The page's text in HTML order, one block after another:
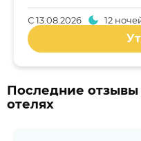
С13.08.2026 12
Последние отзывы
отелях